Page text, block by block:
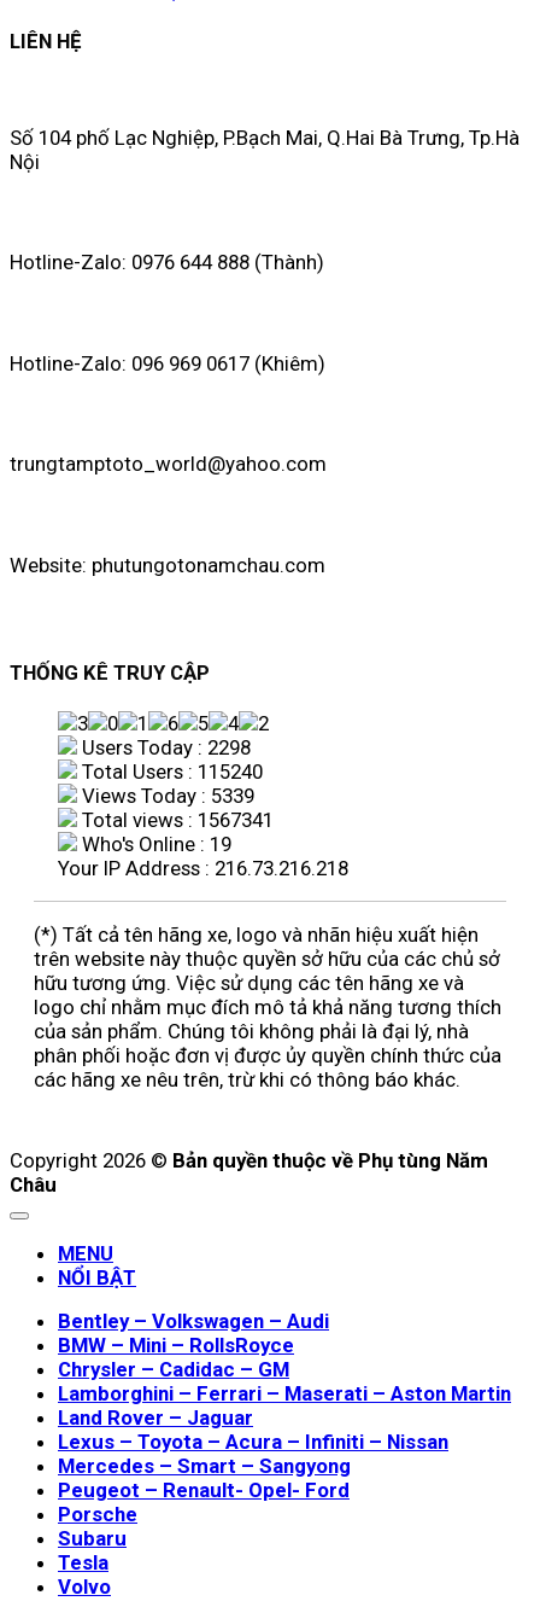
LIÊN HỆ
Số 104 phố Lạc Nghiệp, P.Bạch Mai, Q.Hai Bà Trưng, Tp.Hà
Nội
Hotline-Zalo: 0976 644 888 (Thành)
Hotline-Zalo: 096 969 0617 (Khiêm)
trungtamptoto_world@yahoo.com
Website: phutungotonamchau.com
THỐNG KÊ TRUY CẬP
Users Today : 2298
Total Users : 115240
Views Today : 5339
Total views : 1567341
Who's Online : 19
Your IP Address : 216.73.216.218
(*) Tất cả tên hãng xe, logo và nhãn hiệu xuất hiện
trên website này thuộc quyền sở hữu của các chủ sở
hữu tương ứng. Việc sử dụng các tên hãng xe và
logo chỉ nhằm mục đích mô tả khả năng tương thích
của sản phẩm. Chúng tôi không phải là đại lý, nhà
phân phối hoặc đơn vị được ủy quyền chính thức của
các hãng xe nêu trên, trừ khi có thông báo khác.
Copyright 2026 © Bản quyền thuộc về Phụ tùng Năm
Châu
MENU
NỔI BẬT
Bentley – Volkswagen – Audi
BMW – Mini – RollsRoyce
Chrysler – Cadidac – GM
Lamborghini – Ferrari – Maserati – Aston Martin
Land Rover – Jaguar
Lexus – Toyota – Acura – Infiniti – Nissan
Mercedes – Smart – Sangyong
Peugeot – Renault- Opel- Ford
Porsche
Subaru
Tesla
Volvo